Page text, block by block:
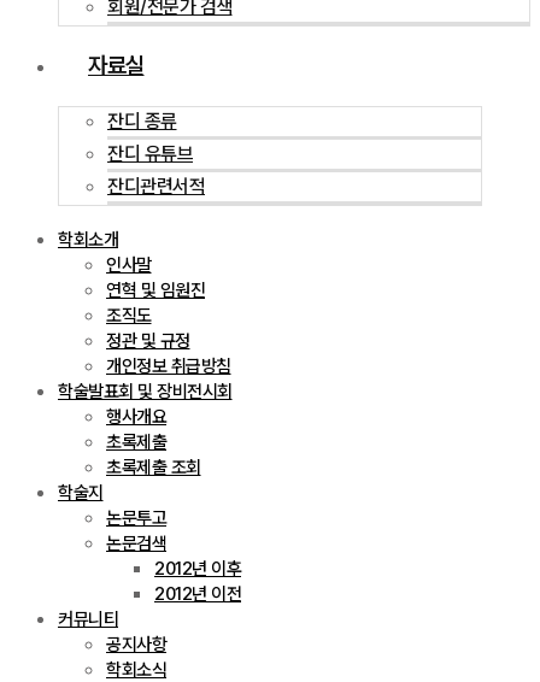
회원/전문가 검색
자료실
잔디 종류
잔디 유튜브
잔디관련서적
학회소개
인사말
연혁 및 임원진
조직도
정관 및 규정
개인정보 취급방침
학술발표회 및 장비전시회
행사개요
초록제출
초록제출 조회
학술지
논문투고
논문검색
2012년 이후
2012년 이전
커뮤니티
공지사항
학회소식